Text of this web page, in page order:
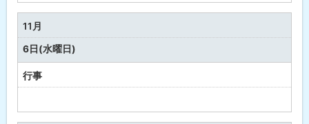
行
事
福
祉
・
健
康
11月
6日(水曜日)
行事
定